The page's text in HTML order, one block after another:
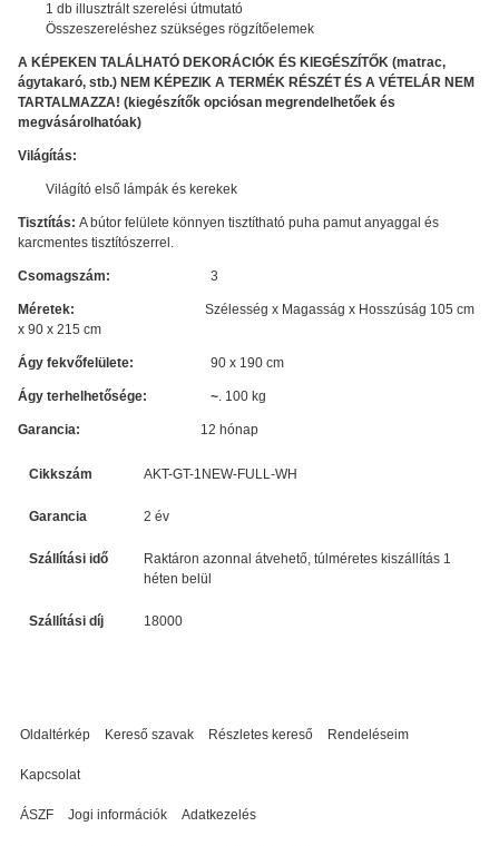
1 db illusztrált szerelési útmutató
Összeszereléshez szükséges rögzítőelemek
A KÉPEKEN TALÁLHATÓ DEKORÁCIÓK ÉS KIEGÉSZÍTŐK (matrac,
ágytakaró, stb.) NEM KÉPEZIK A TERMÉK RÉSZÉT ÉS A VÉTELÁR NEM
TARTALMAZZA! (kiegészítők opciósan megrendelhetőek és
megvásárolhatóak)
Világítás:
Világító első lámpák és kerekek
Tisztítás: A bútor felülete könnyen tisztítható puha pamut anyaggal és
karcmentes tisztítószerrel.
Csomagszám: 3
Méretek:Szélesség x Magasság x Hosszúság 105 cm
x 90 x 215 cm
Ágy fekvőfelülete: 90 x 190 cm
Ágy terhelhetősége: ~. 100 kg
Garancia: 12 hónap
Cikkszám AKT-GT-1NEW-FULL-WH
Garancia 2 év
Szállítási idő
Raktáron azonnal átvehető, túlméretes kiszállítás 1
héten belül
Szállítási díj 18000
Oldaltérkép Kereső szavak Részletes kereső Rendeléseim
Kapcsolat
ÁSZF Jogi információk Adatkezelés